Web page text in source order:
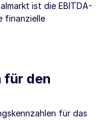
ist die EBITDA-
finanzielle
für den
für das